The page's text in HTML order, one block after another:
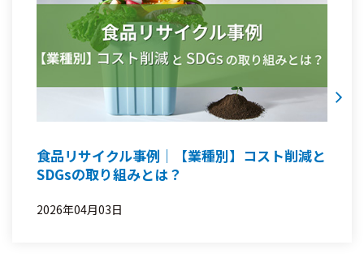
食品リサイクル事例｜【業種別】コスト削減と
SDGsの取り組みとは？
2026年04月03日